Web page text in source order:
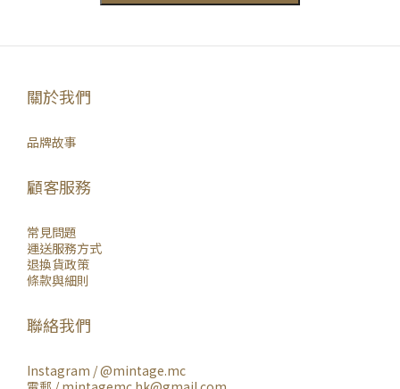
關於我們
品牌故事
顧客服務
常見問題
運送服務方式
退換貨政策
條款與細則
聯絡我們
Instagram /@mintage.mc